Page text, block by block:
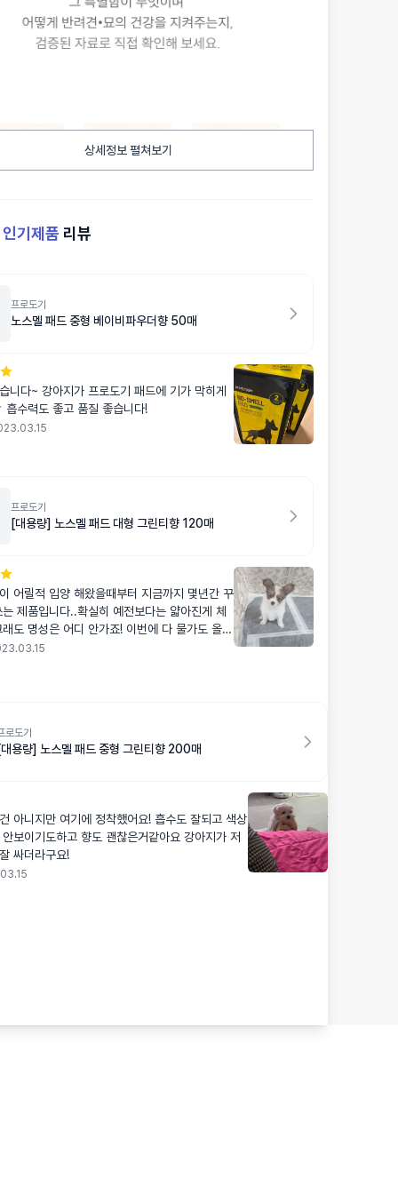
상세정보 펼쳐보기
인기제품 리뷰
프로도기
노스멜 패드 중형 베이비파우더향 50매
니다~ 강아지가 프로도기 패드에 기가 막히게
잘 싸요 ㅎㅎ 흡수력도 좋고 품질 좋습니다!
프로도기
[대용량] 노스멜 패드 대형 그린티향 120매
어릴적 입양 해왔을때부터 지금까지 몇년간 꾸
제품입니다..확실히 예전보다는 얇아진게 체
도 명성은 어디 안가죠! 이번에 다 물가도 올라
도 올랐지만 프로도기는 계속 쓰고 싶네용 그
로도기
용량] 노스멜 패드 중형 그린티향 200매
만 여기에 정착했어요! 흡수도 잘되고 색상
보이기도하고 향도 괜찮은거같아요 강아지가 저
싸더라구요!